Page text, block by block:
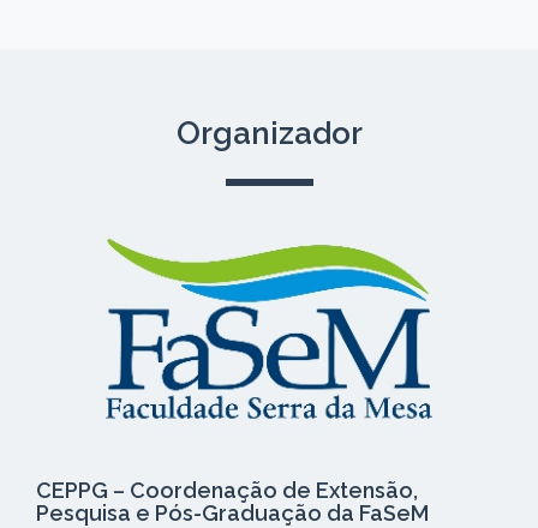
Organizador
CEPPG – Coordenação de Extensão,
Pesquisa e Pós-Graduação da FaSeM